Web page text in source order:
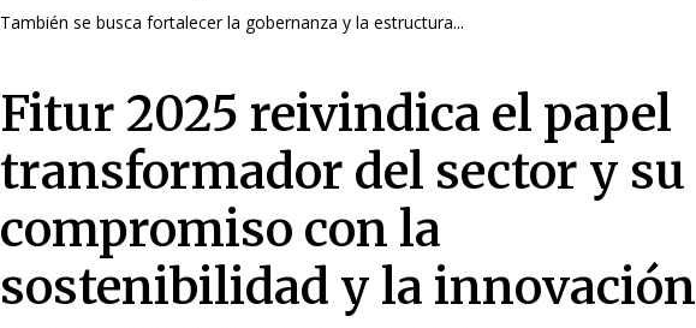
También se busca fortalecer la gobernanza y la estructura...
Fitur 2025 reivindica el papel
transformador del sector y su
compromiso con la
sostenibilidad y la innovación